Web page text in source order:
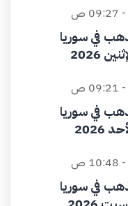
في سوريا
في سوريا
في سوريا